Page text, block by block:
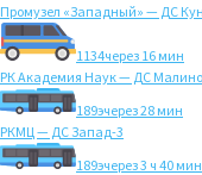
Промузел «Западный» — ДС
1134через 16 мин
РК Академия Наук — ДС
189эчерез 28 мин
РКМЦ — ДС Запад-3
189эчерез 3 ч 40 мин